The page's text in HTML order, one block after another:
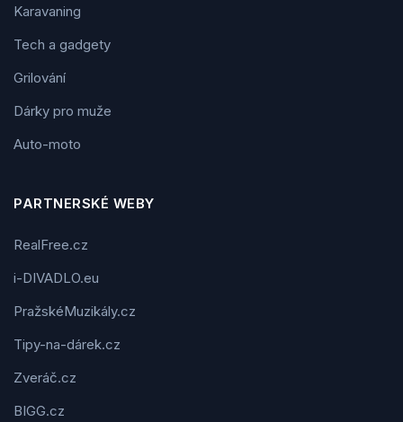
Karavaning
Tech a gadgety
Grilování
Dárky pro muže
Auto-moto
PARTNERSKÉ WEBY
RealFree.cz
i-DIVADLO.eu
PražskéMuzikály.cz
Tipy-na-dárek.cz
Zveráč.cz
BIGG.cz